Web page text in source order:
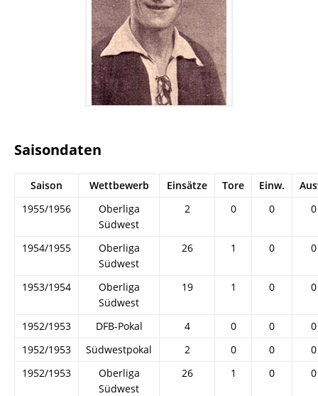
Saisondaten
Saison Wettbewerb Einsätze Tore Einw.
1955/1956
Oberliga
Südwest
2 0 0 0
1954/1955
Oberliga
Südwest
26 1 0 0
1953/1954
Oberliga
Südwest
19 1 0 0
1952/1953 DFB-Pokal 4 0 0
0
1952/1953
Südwestpokal 2 0 0
0
1952/1953
Oberliga
Südwest
26 1 0 0